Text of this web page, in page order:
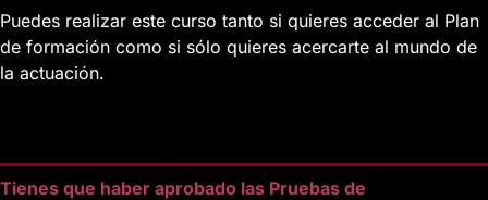
Puedes realizar este curso tanto si quieres acceder al Plan
de formación como si sólo quieres acercarte al mundo de
la actuación.
Tienes que haber aprobado las Pruebas de